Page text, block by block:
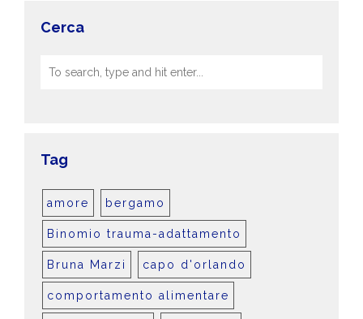
Cerca
Tag
amore bergamo
Binomio trauma-adattamento
Bruna Marzi capo d'orlando
comportamento alimentare